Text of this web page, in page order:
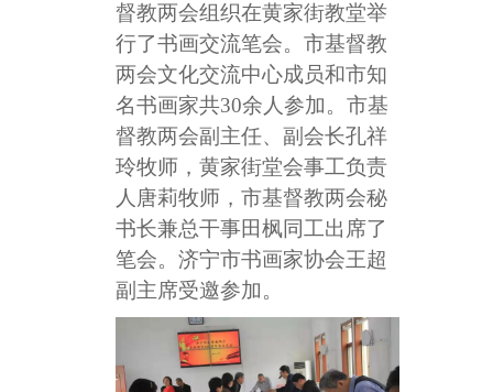
督教两会组织在黄家街教堂举
行了书画交流笔会。市基督教
两会文化交流中心成员和市知
名书画家共30余人参加。市基
督教两会副主任、副会长孔祥
玲牧师，黄家街堂会事工负责
人唐莉牧师，市基督教两会秘
书长兼总干事田枫同工出席了
笔会。济宁市书画家协会王超
副主席受邀参加。